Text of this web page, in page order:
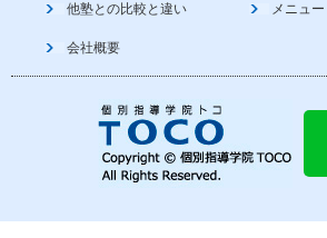
他塾との比較と違い
会社概要
メニュー